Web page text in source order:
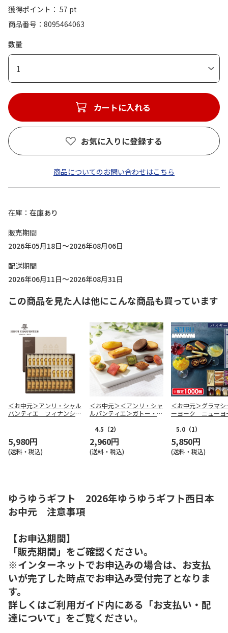
獲得ポイント： 57 pt
商品番号
8095464063
数量
1
カートに入れる
お気に入りに登録する
商品についてのお問い合わせはこちら
在庫
在庫あり
販売期間
2026年05月18日～2026年08月06日
配送期間
2026年06月11日～2026年08月31日
この商品を見た人は他にこんな商品も買っています
＜お中元＞アンリ・シャル
パンティエ フィナンシ
5,980円
(送料・税込)
＜お中元＞＜アンリ・シャ
ルパンティエ＞ガトー・キ
ス4.5 （2）
2,960円
(送料・税込)
＜お中元＞グラマシ
ーヨーク ニューヨ
5.0 （1）
5,850円
(送料・税込)
ゆうゆうギフト 2026年ゆうゆうギフト西日本
お中元 注意事項
【お申込期間】
「販売期間」をご確認ください。
※インターネットでお申込みの場合は、お支払
いが完了した時点でお申込み受付完了となりま
す。
詳しくはご利用ガイド内にある「お支払い・配
達について」をご覧ください。